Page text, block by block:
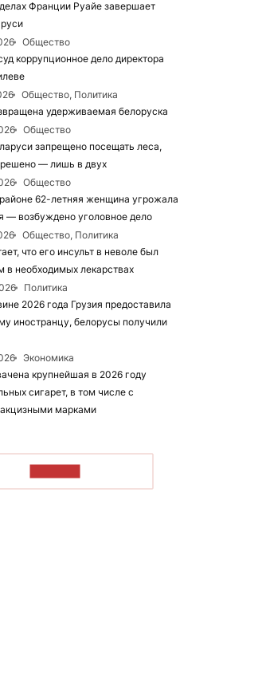
Франции Руайе завершает
Общество
коррупционное дело директора
Общество, Политика
удерживаемая белоруска
Общество
запрещено посещать леса,
— лишь в двух
Общество
62-летняя женщина угрожала
— возбуждено уголовное дело
Общество, Политика
что его инсульт в неволе был
в необходимых лекарствах
Политика
2026 года Грузия предоставила
иностранцу, белорусы получили
Экономика
крупнейшая в 2026 году
сигарет, в том числе с
марками